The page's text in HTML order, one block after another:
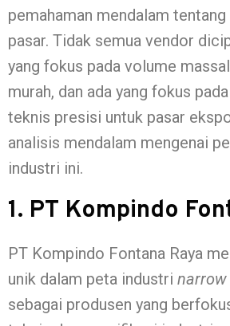
pemahaman mendalam
pasar. Tidak semua vendor
yang fokus pada volume
murah, dan ada yang fokus
teknis presisi untuk pasar
analisis mendalam mengenai
industri ini.
1. PT Kompindo
PT Kompindo Fontana Raya
unik dalam peta industri
sebagai produsen yang